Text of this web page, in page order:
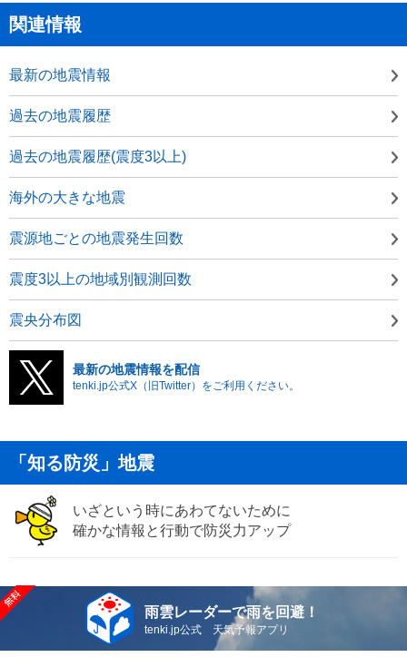
関連情報
最新の地震情報
過去の地震履歴
過去の地震履歴(震度3以上)
海外の大きな地震
震源地ごとの地震発生回数
震度3以上の地域別観測回数
震央分布図
最新の地震情報を配信
tenki.jp公式X（旧Twitter）をご利用ください。
「知る防災」地震
いざという時にあわてないために
確かな情報と行動で防災力アップ
雨雲レーダーで雨を回避！
tenki.jp公式 天気予報アプリ